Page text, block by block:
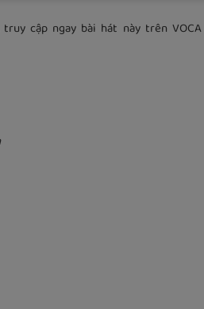
cập ngay bài hát này trên